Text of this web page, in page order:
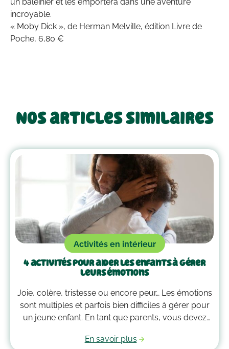
incroyable.
« Moby Dick », de Herman Melville, édition Livre de
Poche, 6,80 €
Nos articles similaires
Activités en intérieur
4 activités pour aider les enfants à gérer
leurs émotions
Joie, colère, tristesse ou encore peur… Les émotions
sont multiples et parfois bien difficiles à gérer pour
un jeune enfant. En tant que parents, vous devez
plus d’un tour dans votre sac pour les
En savoir plus